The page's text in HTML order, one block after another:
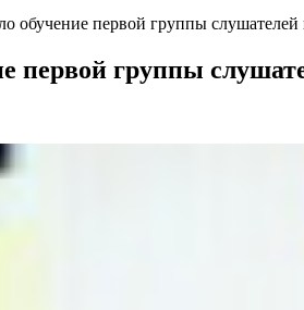
обучение первой группы
первой группы